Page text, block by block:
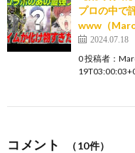
プロの中で
www（Maro
2024.07.18
0 投稿者：
コメント （10件）